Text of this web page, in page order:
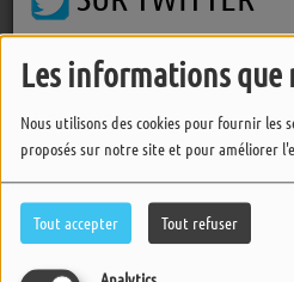
Les informations que
Nous utilisons des cookies pour fournir les
proposés sur notre site et pour améliorer
Tout accepter Tout refuser
Photos
SUR INSTAGRAM